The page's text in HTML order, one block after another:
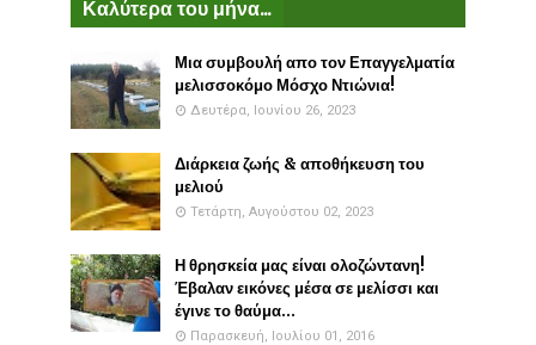
Καλύτερα του μήνα...
Μια συμβουλή απο τον Επαγγελματία
μελισσοκόμο Μόσχο Ντιώνια!
Δευτέρα, Ιουνίου 26, 2023
Διάρκεια ζωής & αποθήκευση του
μελιού
Τετάρτη, Αυγούστου 02, 2023
Η θρησκεία μας είναι ολοζώντανη!
Έβαλαν εικόνες μέσα σε μελίσσι και
έγινε το θαύμα...
Παρασκευή, Ιουλίου 01, 2016